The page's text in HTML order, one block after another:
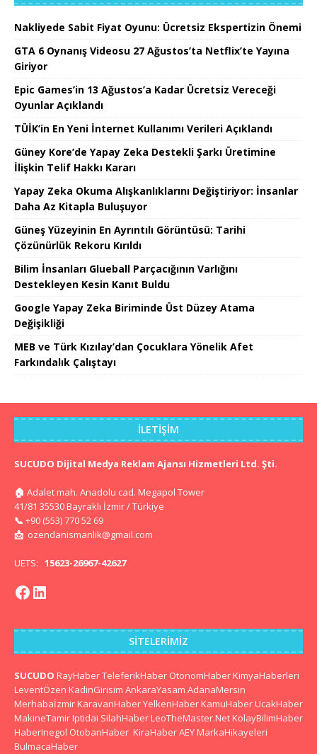
Nakliyede Sabit Fiyat Oyunu: Ücretsiz Ekspertizin Önemi
GTA 6 Oynanış Videosu 27 Ağustos’ta Netflix’te Yayına
Giriyor
Epic Games’in 13 Ağustos’a Kadar Ücretsiz Vereceği
Oyunlar Açıklandı
TÜİK’in En Yeni İnternet Kullanımı Verileri Açıklandı
Güney Kore’de Yapay Zeka Destekli Şarkı Üretimine
İlişkin Telif Hakkı Kararı
Yapay Zeka Okuma Alışkanlıklarını Değiştiriyor: İnsanlar
Daha Az Kitapla Buluşuyor
Güneş Yüzeyinin En Ayrıntılı Görüntüsü: Tarihi
Çözünürlük Rekoru Kırıldı
Bilim İnsanları Glueball Parçacığının Varlığını
Destekleyen Kesin Kanıt Buldu
Google Yapay Zeka Biriminde Üst Düzey Atama
Değişikliği
MEB ve Türk Kızılay’dan Çocuklara Yönelik Afet
Farkındalık Çalıştayı
İLETIŞIM
SUCUDO Dijital Medya Reklam Ajansı Hizmetleri Ltd. Şti.
🏠 Adalet mah. Anadolu cad. Megapol Tower
41/81 35530 Bayraklı İzmir / Türkiye
📞 +90 (553) 770 52 69
📩 ozendanismanlik@gmail.com
UETS: 15623-26967-42627
SITELERIMIZ
SUCUDO RayHaberTeleferikHaber OtonomHaber KimyaHaberleri
LeventÖzen KadinGirisim AnkaraYasam AdanaMersin
Merhabaİzmir KaravanHaberYelkenHaber KamuHaber UcakHaber
MakineTamir Iptidai SilahHaber LeoTheMaster.Net KolayBilimHaber
HaberInegol OtobanHaber KiraHaberAEY MarkaHikayeleri
BulmacaHaber